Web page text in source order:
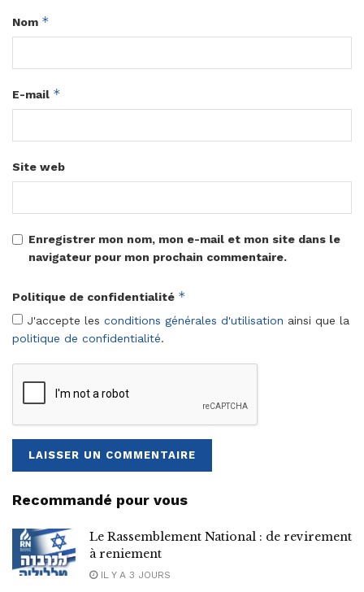
Nom *
E-mail *
Site web
Enregistrer mon nom, mon e-mail et mon site dans le
navigateur pour mon prochain commentaire.
Politique de confidentialité *
J'accepte les conditions générales d'utilisation ainsi que la
politique de confidentialité.
Recommandé pour vous
Le Rassemblement National : de revirement
à reniement
IL Y A 3 JOURS